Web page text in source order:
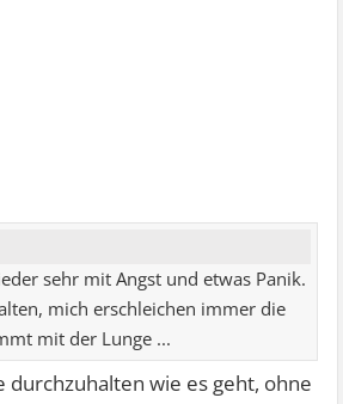
sehr mit Angst und etwas Panik.
mich erschleichen immer die
mit der Lunge ...
durchzuhalten wie es geht, ohne